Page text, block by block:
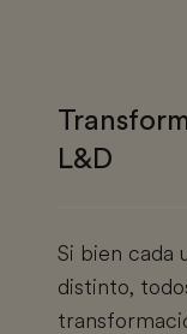
L&D
Si bien cada
distinto,